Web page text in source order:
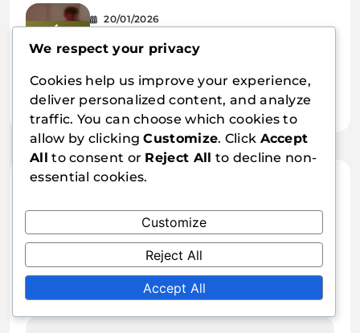
20/01/2026
Lama da Ping Pong Rigida:
Controllo
Racchetta da Ping Pong con
Manico Largo: Impugnatura
sicura, Forza, Controllo
Leave a Reply
Your email address will not be published.
Required fields are marked
Comment*
We respect your privacy
Cookies help us improve your experience,
deliver personalized content, and analyze
traffic. You can choose which cookies to
allow by clickingCustomize. Click Accept
All to consent or Reject All to decline non-
essential cookies.
Customize
Reject All
Accept All